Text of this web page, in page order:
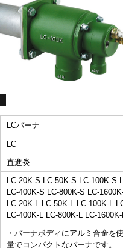
LCバーナ
LC
直進炎
LC-20K-S LC-50K-S LC-100K-S
LC-400K-S LC-800K-S LC-
LC-20K-L LC-50K-L LC-100K-L
LC-400K-L LC-800K-L LC-1600K-L
・バーナボディにアルミ合金を
量でコンパクトなバーナです。